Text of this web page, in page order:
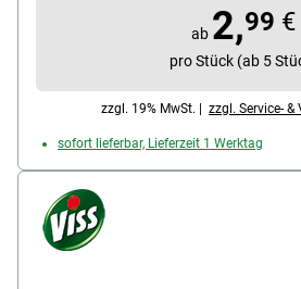
ab 2,99 €
pro Stück (ab 5
zzgl. 19% MwSt. | zzgl. Service- &
sofort lieferbar, Lieferzeit 1 Werktag